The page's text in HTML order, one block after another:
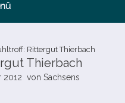
Rittergut Thierbach
Thierbach
2012 von Sachsens